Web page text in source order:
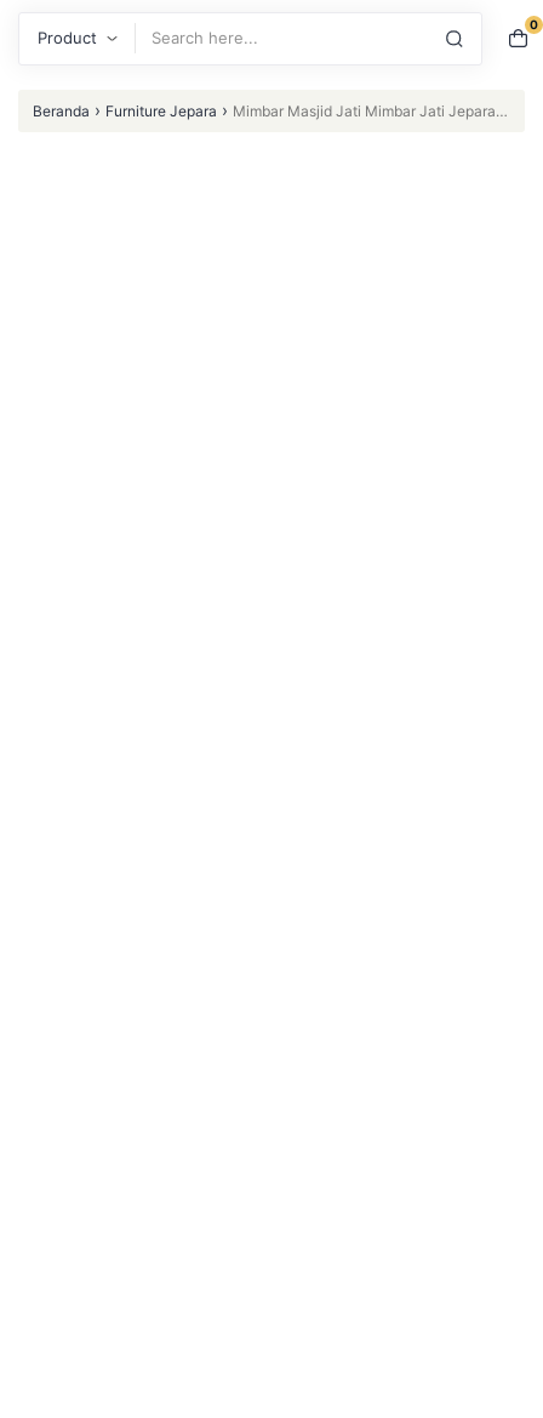
0
Beranda › Furniture Jepara › Mimbar Masjid Jati Mimbar Jati Jepara